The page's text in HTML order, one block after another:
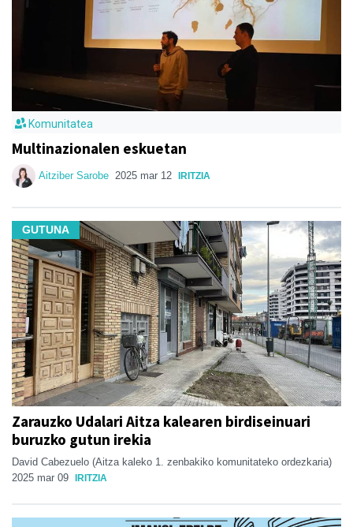
Komunitatea
Multinazionalen eskuetan
Aitziber Sarobe 2025 mar 12 IRITZIA
GUTUNA
Zarauzko Udalari Aitza kalearen birdiseinuari
buruzko gutun irekia
David Cabezuelo (Aitza kaleko 1. zenbakiko komunitateko ordezkaria)
2025 mar 09
IRITZIA